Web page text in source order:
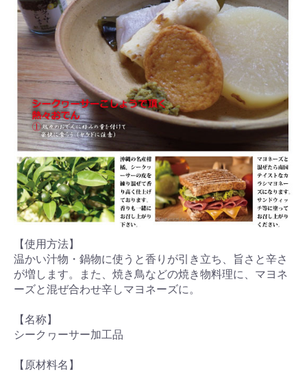
【使用方法】
温かい汁物・鍋物に使うと香りが引き立ち、旨さと辛さ
が増します。また、焼き鳥などの焼き物料理に、マヨネ
ーズと混ぜ合わせ辛しマヨネーズに。
【名称】
シークヮーサー加工品
【原材料名】